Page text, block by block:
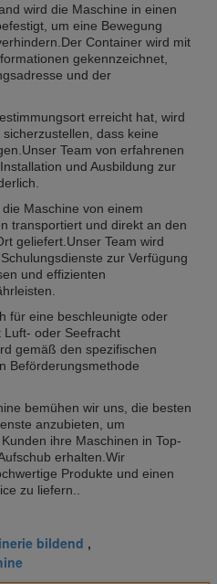
wird die Maschine in einen
um eine Bewegung
Container wird mit
gekennzeichnet,
und der
erreicht hat, wird
dass keine
Team von erfahrenen
und Ausbildung zur
Maschine von einem
transportiert und direkt an den
geliefert.Unser Team wird
zur Verfügung
und effizienten
für eine beschleunigte oder
Luft- oder Seefracht
gemäß den spezifischen
Beförderungsmethode
bemühen wir uns, die besten
anzubieten, um
ihre Maschinen in Top-
erhalten.Wir
Produkte und einen
zu liefern..
bildend ,